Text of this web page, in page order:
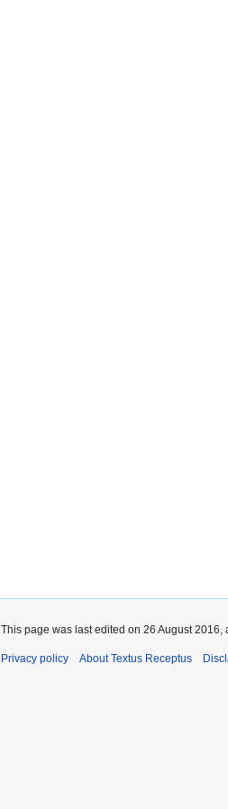
This page was last edited on 26 August 2016,
Privacy policy About Textus Receptus